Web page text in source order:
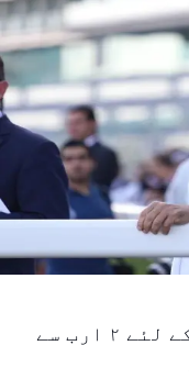
متحدہ عرب امارات: شہریوں کے لئے ۲ ارب سے